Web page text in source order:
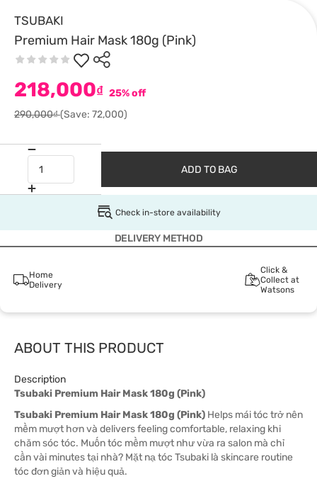
TSUBAKI
Premium Hair Mask 180g (Pink)
218,000₫ 25% off
290,000₫(Save: 72,000)
ADD TO BAG
Check in-store availability
DELIVERY METHOD
Home
Delivery
Click &
Collect at
Watsons
ABOUT THIS PRODUCT
Description
Tsubaki Premium Hair Mask 180g (Pink)
Tsubaki Premium Hair Mask 180g (Pink) Helps mái tóc trở nên
mềm mượt hơn và delivers feeling comfortable, relaxing khi
chăm sóc tóc. Muốn tóc mềm mượt như vừa ra salon mà chỉ
cần vài minutes tại nhà? Mặt nạ tóc Tsubaki là skincare routine
tóc đơn giản và hiệu quả.